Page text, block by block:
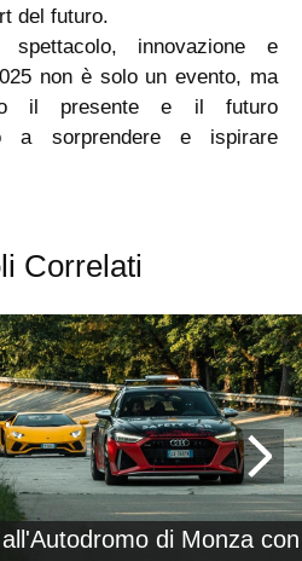
del futuro.
innovazione e
non è solo un evento, ma
il presente e il futuro
a sorprendere e ispirare
Correlati
di Monza con